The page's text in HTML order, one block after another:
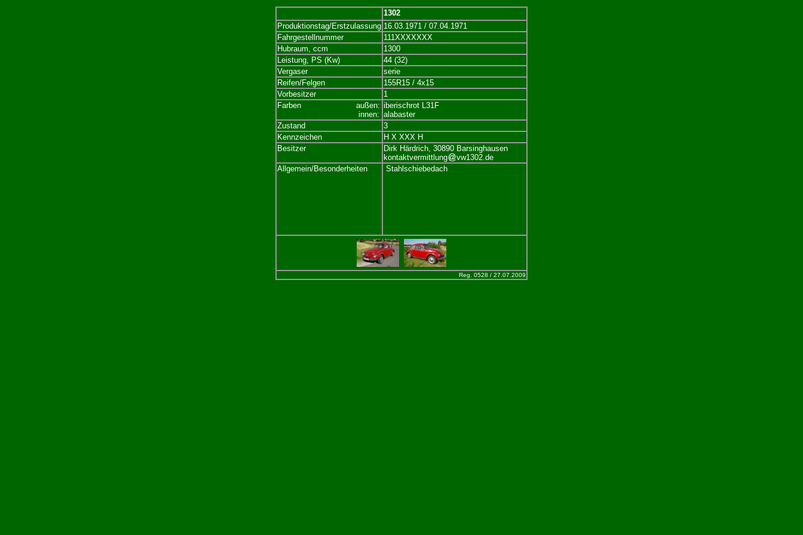
1302
Produktionstag/Erstzulassung 16.03.1971 / 07.04.1971
Fahrgestellnummer
111XXXXXXX
Hubraum, ccm
1300
Leistung, PS (Kw)
44 (32)
Vergaser
serie
Reifen/Felgen
155R15 / 4x15
Vorbesitzer
1
Farben
außen:
innen:
iberischrot L31F
alabaster
Zustand
3
Kennzeichen
H X XXX H
Besitzer
Dirk Härdrich, 30890 Barsinghausen
kontaktvermittlung
vw1302.de
Allgemein/Besonderheiten
Stahlschiebedach
Reg. 0528 / 27.07.2009